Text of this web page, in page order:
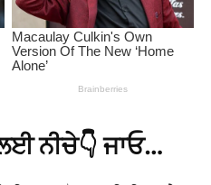
ਨੀਚੇ👇 ਜਾਓ…